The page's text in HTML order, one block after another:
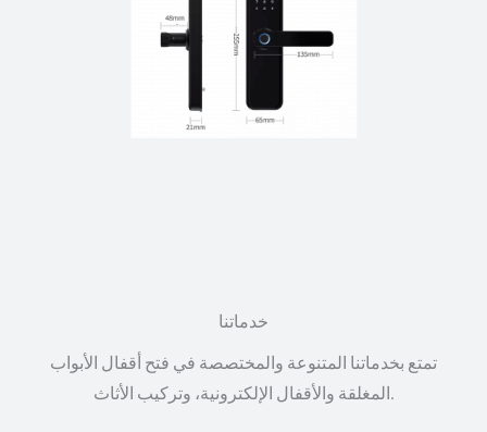
خدماتنا
تمتع بخدماتنا المتنوعة والمختصصة في فتح أقفال الأبواب